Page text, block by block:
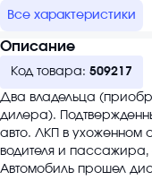
Все характеристики
Описание
Код товара: 509217
Два владельца
дилера).
авто. ЛКП в ухоженном
водителя и
Автомобиль прошел